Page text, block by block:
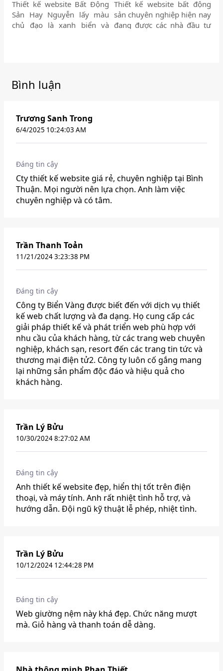
chuyên nghiệp, phù hợp với
thiết kế website Bất Động
Sản.
Thiết kế website Bất Động
Sản Hay Nguyễn lấy màu
chủ đạo là xanh biển và
văn phòng bất động sản
Nguyễn có đầy đủ tính
năng của thiết kế website
bất động sản chuyên
Động Sản Hay Nguyễn có
giao diện hiển thị tốt trên
máy tính và điện thoại.
Website có 1 ngôn ngữ
tiếng Việt.
Thiết kế website bất động
sản chuyên nghiệp hiện nay
đang được các nhà đầu tư
Bình luận
Trương Sanh Trong
6/4/2025 10:24:03 AM
Đáng tin cậy
Cty thiết kế website giá rẻ, chuyên nghiệp tại Bình
Thuận. Mọi người nên lựa chọn. Anh làm việc
chuyên nghiệp và có tâm.
Trần Thanh Toản
11/21/2024 3:23:38 PM
Đáng tin cậy
Công ty Biển Vàng được biết đến với dịch vụ thiết
kế web chất lượng và đa dạng. Họ cung cấp các
giải pháp thiết kế và phát triển web phù hợp với
nhu cầu của khách hàng, từ các trang web chuyên
nghiệp, khách sạn, resort đến các trang tin tức và
thương mại điện tử2. Công ty luôn cố gắng mang
lại những sản phẩm độc đáo và hiệu quả cho
khách hàng.
Trần Lý Bửu
10/30/2024 8:27:02 AM
Đáng tin cậy
Anh thiết kế website đẹp, hiển thị tốt trên điện
thoại, và máy tính. Anh rất nhiệt tình hỗ trợ, và
hướng dẫn. Đội ngũ kỹ thuật lễ phép, nhiệt tình.
Trần Lý Bửu
10/12/2024 12:44:28 PM
Đáng tin cậy
Web giường nệm này khá đẹp. Chức năng mượt
mà. Giỏ hàng và thanh toán dễ dàng.